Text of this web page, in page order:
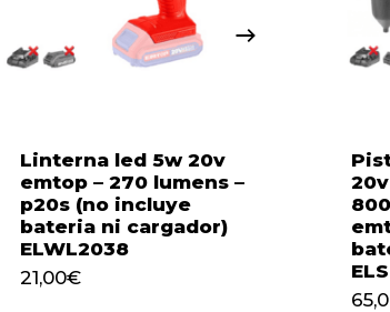
Linterna led 5w 20v
emtop – 270 lumens –
p20s (no incluye
bateria ni cargador)
ELWL2038
21,00€
21,00